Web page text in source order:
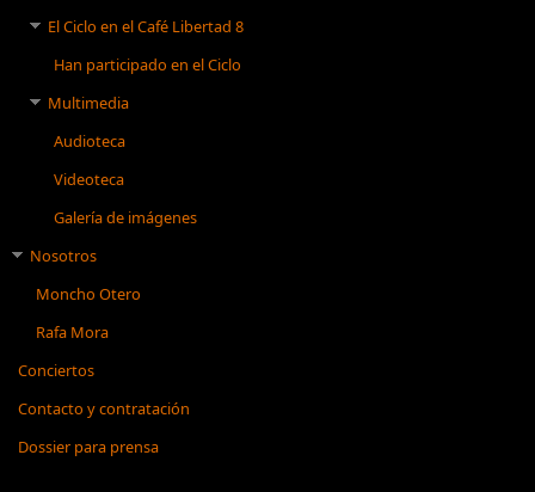
El Ciclo en el Café Libertad 8
Han participado en el Ciclo
Multimedia
Audioteca
Videoteca
Galería de imágenes
Nosotros
Moncho Otero
Rafa Mora
Conciertos
Contacto y contratación
Dossier para prensa